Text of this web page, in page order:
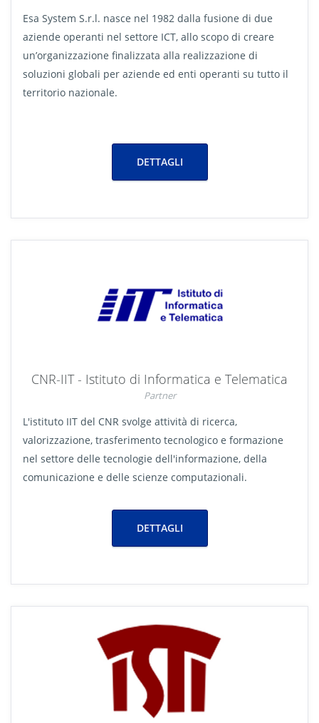
Esa System S.r.l. nasce nel 1982 dalla fusione di due
aziende operanti nel settore ICT, allo scopo di creare
un’organizzazione finalizzata alla realizzazione di
soluzioni globali per aziende ed enti operanti su tutto il
territorio nazionale.
DETTAGLI
CNR-IIT - Istituto di Informatica e Telematica
Partner
L'istituto IIT del CNR svolge attività di ricerca,
valorizzazione, trasferimento tecnologico e formazione
nel settore delle tecnologie dell'informazione, della
comunicazione e delle scienze computazionali.
DETTAGLI